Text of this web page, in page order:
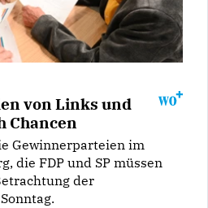
von Links und
Chancen
Gewinnerparteien im
die FDP und SP müssen
der